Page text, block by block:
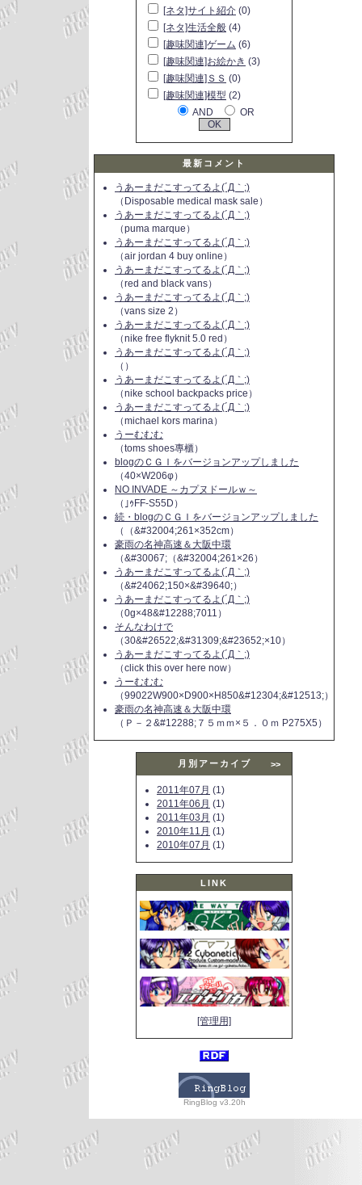
[ネタ]サイト紹介 (0)
[ネタ]生活全般 (4)
[趣味関連]ゲーム (6)
[趣味関連]お絵かき (3)
[趣味関連]ＳＳ (0)
[趣味関連]模型 (2)
AND
OR
最新コメント
うあーまだこすってるよ(´Д｀;)
（Disposable medical mask sale）
うあーまだこすってるよ(´Д｀;)
（puma marque）
うあーまだこすってるよ(´Д｀;)
（air jordan 4 buy online）
うあーまだこすってるよ(´Д｀;)
（red and black vans）
うあーまだこすってるよ(´Д｀;)
（vans size 2）
うあーまだこすってるよ(´Д｀;)
（nike free flyknit 5.0 red）
うあーまだこすってるよ(´Д｀;)
（）
うあーまだこすってるよ(´Д｀;)
（nike school backpacks price）
うあーまだこすってるよ(´Д｀;)
（michael kors marina）
うーむむむ
（toms shoes專櫃）
blogのＣＧＩをバージョンアップしました
（40×W206φ）
NO INVADE ～カプヌドールｗ～
（｣ｩFF-S55D）
続・blogのＣＧＩをバージョンアップしました
（（&#32004;261×352cm）
豪雨の名神高速＆大阪中環
（&#30067;（&#32004;261×26）
うあーまだこすってるよ(´Д｀;)
（&#24062;150×&#39640;）
うあーまだこすってるよ(´Д｀;)
（0g×48&#12288;7011）
そんなわけで
（30&#26522;&#31309;&#23652;×10）
うあーまだこすってるよ(´Д｀;)
（click this over here now）
うーむむむ
（99022W900×D900×H850&#12304;&#12513;）
豪雨の名神高速＆大阪中環
（Ｐ－２&#12288;７５ｍｍ×５．０ｍ P275X5）
月別アーカイブ >>
2011年07月 (1)
2011年06月 (1)
2011年03月 (1)
2010年11月 (1)
2010年07月 (1)
LINK
[管理用]
RingBlog v3.20h